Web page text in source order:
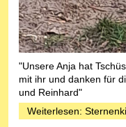
"Unsere Anja hat
mit ihr und danken für
und Reinhard"
Weiterlesen: